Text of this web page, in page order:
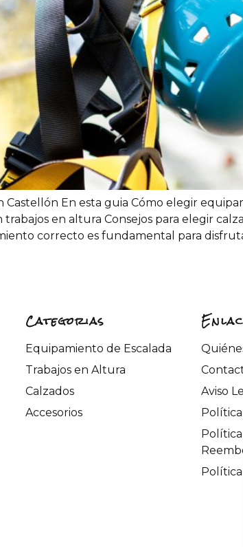
En esta guia Cómo elegir
en altura Consejos para elegir
correcto es fundamental para
Categorias
Equipamiento de Escalada
Trabajos en Altura
Calzados
Accesorios
Aviso
Política